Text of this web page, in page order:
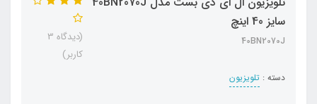
سایز 40 اینچ
40BN2070J
دسته : تلویزیون
(دیدگاه 3
کاربر)